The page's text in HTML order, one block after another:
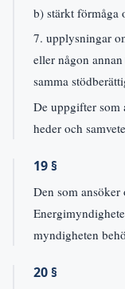
b) stärkt förmåga
7. upplysningar
eller någon
samma
De uppgifter som
heder och
19 §
Den som ansöker
myndigheten
20 §